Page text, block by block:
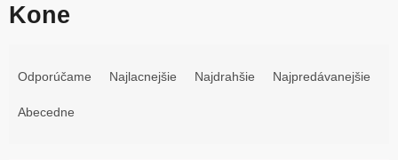
Kone
Odporúčame Najlacnejšie Najdrahšie Najpredávanejšie
Abecedne